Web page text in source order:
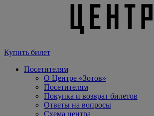
Купить билет
Посетителям
О Центре «Зотов»
Посетителям
Покупка и возврат билетов
Ответы на вопросы
Схема центра